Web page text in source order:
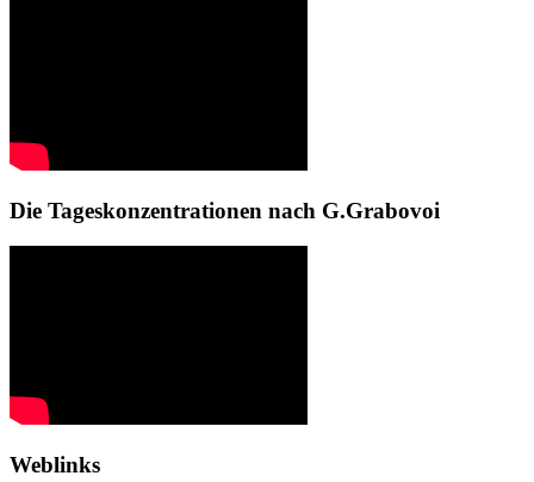
Die Tageskonzentrationen nach G.Grabovoi
Weblinks